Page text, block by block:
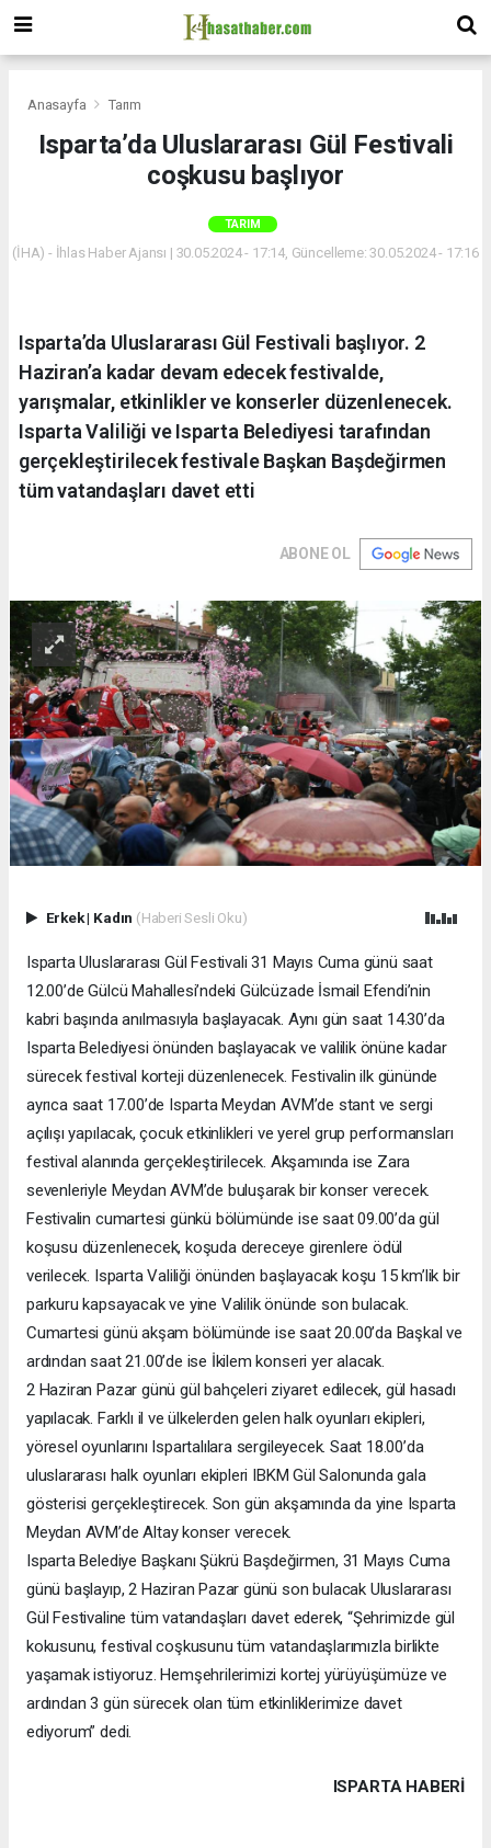
Anasayfa Tarım
Isparta’da Uluslararası Gül Festivali
coşkusu başlıyor
TARIM
(İHA) - İhlas Haber Ajansı | 30.05.2024 - 17:14, Güncelleme: 30.05.2024 - 17:16
Isparta’da Uluslararası Gül Festivali başlıyor. 2
Haziran’a kadar devam edecek festivalde,
yarışmalar, etkinlikler ve konserler düzenlenecek.
Isparta Valiliği ve Isparta Belediyesi tarafından
gerçekleştirilecek festivale Başkan Başdeğirmen
tüm vatandaşları davet etti
ABONE OL
Erkek| Kadın (Haberi Sesli Oku)
Isparta Uluslararası Gül Festivali 31 Mayıs Cuma günü saat
12.00’de Gülcü Mahallesi’ndeki Gülcüzade İsmail Efendi’nin
kabri başında anılmasıyla başlayacak. Aynı gün saat 14.30’da
Isparta Belediyesi önünden başlayacak ve valilik önüne kadar
sürecek festival korteji düzenlenecek. Festivalin ilk gününde
ayrıca saat 17.00’de Isparta Meydan AVM’de stant ve sergi
açılışı yapılacak, çocuk etkinlikleri ve yerel grup performansları
festival alanında gerçekleştirilecek. Akşamında ise Zara
sevenleriyle Meydan AVM’de buluşarak bir konser verecek.
Festivalin cumartesi günkü bölümünde ise saat 09.00’da gül
koşusu düzenlenecek, koşuda dereceye girenlere ödül
verilecek. Isparta Valiliği önünden başlayacak koşu 15 km’lik bir
parkuru kapsayacak ve yine Valilik önünde son bulacak.
Cumartesi günü akşam bölümünde ise saat 20.00’da Başkal ve
ardından saat 21.00’de ise İkilem konseri yer alacak.
2 Haziran Pazar günü gül bahçeleri ziyaret edilecek, gül hasadı
yapılacak. Farklı il ve ülkelerden gelen halk oyunları ekipleri,
yöresel oyunlarını Ispartalılara sergileyecek. Saat 18.00’da
uluslararası halk oyunları ekipleri IBKM Gül Salonunda gala
gösterisi gerçekleştirecek. Son gün akşamında da yine Isparta
Meydan AVM’de Altay konser verecek.
Isparta Belediye Başkanı Şükrü Başdeğirmen, 31 Mayıs Cuma
günü başlayıp, 2 Haziran Pazar günü son bulacak Uluslararası
Gül Festivaline tüm vatandaşları davet ederek, “Şehrimizde gül
kokusunu, festival coşkusunu tüm vatandaşlarımızla birlikte
yaşamak istiyoruz. Hemşehrilerimizi kortej yürüyüşümüze ve
ardından 3 gün sürecek olan tüm etkinliklerimize davet
ediyorum” dedi.
ISPARTA HABERİ